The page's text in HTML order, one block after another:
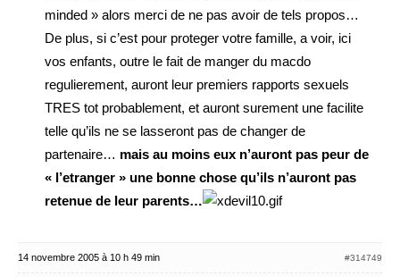
minded » alors merci de ne pas avoir de tels propos…
De plus, si c’est pour proteger votre famille, a voir, ici
vos enfants, outre le fait de manger du macdo
regulierement, auront leur premiers rapports sexuels
TRES tot probablement, et auront surement une facilite
telle qu’ils ne se lasseront pas de changer de
partenaire… mais au moins eux n’auront pas peur de
« l’etranger » une bonne chose qu’ils n’auront pas
retenue de leur parents…
14 novembre 2005 à 10 h 49 min #314749